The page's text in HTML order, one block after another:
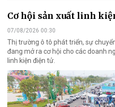
Cơ hội sản xuất linh
07/08/2026 00:30
Thị trường ô tô phát triển, sự
đang mở ra cơ hội cho các doanh
linh kiện điện tử.